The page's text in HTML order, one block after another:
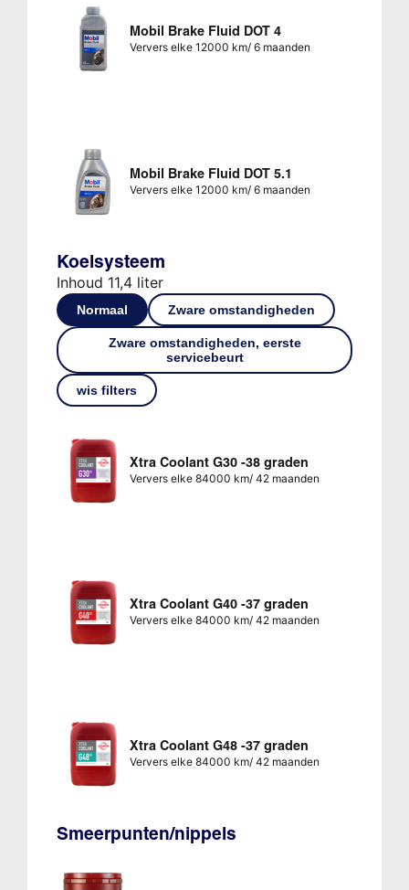
Mobil Brake Fluid DOT 4
Ververs elke 12000 km/ 6 maanden
Mobil Brake Fluid DOT 5.1
Ververs elke 12000 km/ 6 maanden
Koelsysteem
Inhoud 11,4 liter
Normaal Zware omstandigheden
Zware omstandigheden, eerste
servicebeurt
wis filters
Xtra Coolant G30 -38 graden
Ververs elke 84000 km/ 42 maanden
Xtra Coolant G40 -37 graden
Ververs elke 84000 km/ 42 maanden
Xtra Coolant G48 -37 graden
Ververs elke 84000 km/ 42 maanden
Smeerpunten/nippels